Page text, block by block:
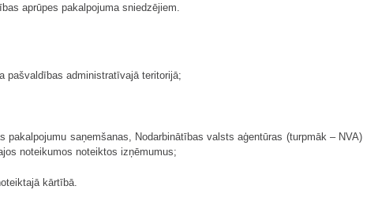
aprūpes pakalpojuma sniedzējiem.
pašvaldības administratīvajā teritorijā;
saņemšanas, Nodarbinātības valsts aģentūras (turpmāk – NVA)
noteikumos noteiktos izņēmumus;
kārtībā.